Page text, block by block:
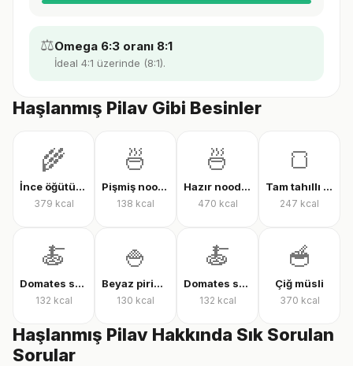
⚖️Omega 6:3 oranı 8:1
İdeal 4:1 üzerinde (8:1).
Haşlanmış Pilav Gibi Besinler
🌾
İnce öğütülmüş yulaf (çiğ)
379 kcal
🍜
Pişmiş noodle
138 kcal
🍜
Hazır noodle (kuru)
470 kcal
🍞
Tam tahıllı tam buğday ekmeği
247 kcal
🍝
Domates soslu farfalle makarna
132 kcal
🍚
Beyaz pirinç, pişmiş
130 kcal
🍝
Domates soslu rigatoni
132 kcal
🥣
Çiğ müsli
370 kcal
Haşlanmış Pilav Hakkında Sık Sorulan
Sorular